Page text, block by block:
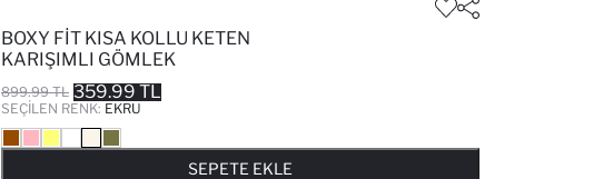
BOXY FIT KISA KOLLU KETEN
KARIŞIMLI GÖMLEK
899.99 TL 359.99 TL
SEÇILEN RENK: EKRU
SEPETE EKLE